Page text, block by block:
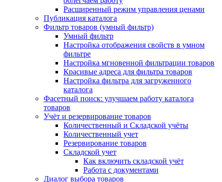
Расширенный режим управления ценами
Публикация каталога
Фильтр товаров (умный фильтр)
Умный фильтр
Настройка отображения свойств в умном
фильтре
Настройка мгновенной фильтрации товаров
Красивые адреса для фильтра товаров
Настройка фильтра для загруженного
каталога
Фасетный поиск: улучшаем работу каталога
товаров
Учёт и резервирование товаров
Количественный и Складской учёты
Количественный учет
Резервирование товаров
Складской учет
Как включить складской учёт
Работа с документами
Диалог выбора товаров